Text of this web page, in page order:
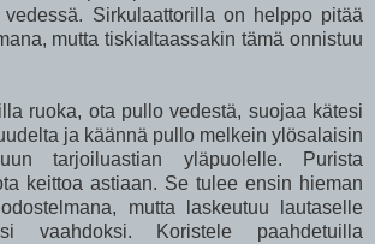
vedessä. Sirkulaattorilla on helppo pitää
mutta tiskialtaassakin tämä onnistuu
ruoka, ota pullo vedestä, suojaa kätesi
ja käännä pullo melkein ylösalaisin
tarjoiluastian yläpuolelle. Purista
keittoa astiaan. Se tulee ensin hieman
mutta laskeutuu lautaselle
vaahdoksi. Koristele paahdetuilla